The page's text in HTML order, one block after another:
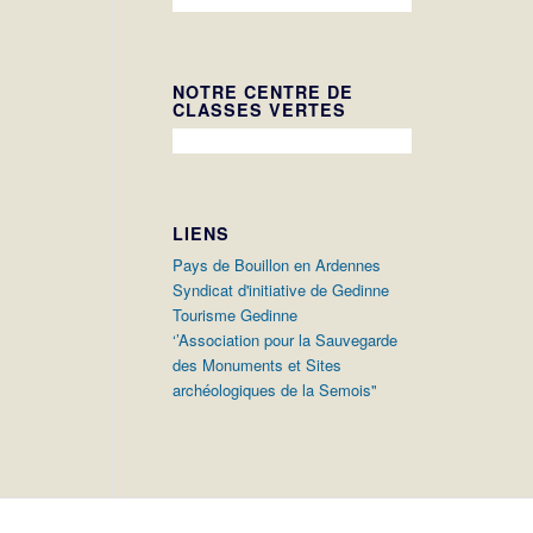
NOTRE CENTRE DE
CLASSES VERTES
LIENS
Pays de Bouillon en Ardennes
Syndicat d'initiative de Gedinne
Tourisme Gedinne
‘’Association pour la Sauvegarde
des Monuments et Sites
archéologiques de la Semois"